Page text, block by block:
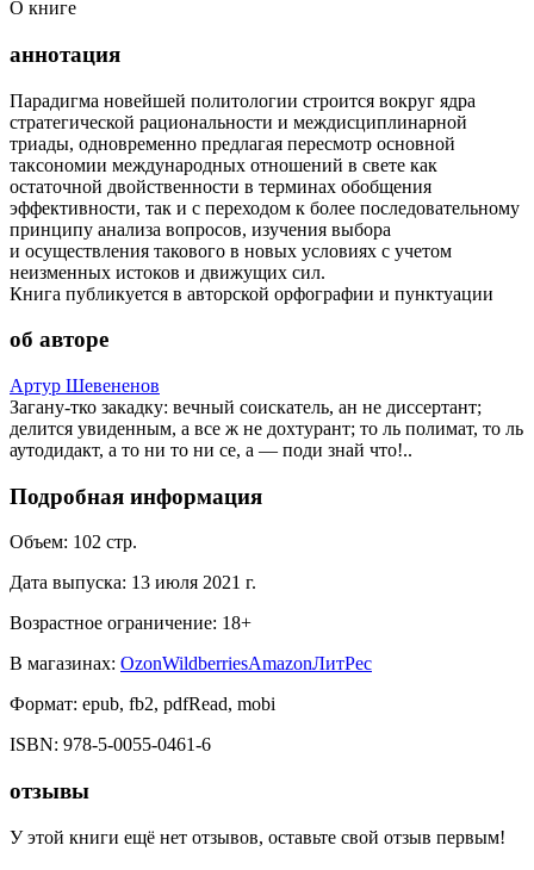
О книге
аннотация
Парадигма новейшей политологии строится вокруг ядра
стратегической рациональности и междисциплинарной
триады, одновременно предлагая пересмотр основной
таксономии международных отношений в свете как
остаточной двойственности в терминах обобщения
эффективности, так и с переходом к более последовательному
принципу анализа вопросов, изучения выбора
и осуществления такового в новых условиях с учетом
неизменных истоков и движущих сил.
Книга публикуется в авторской орфографии и пунктуации
об авторе
Артур Шевененов
Загану-тко закадку: вечный соискатель, ан не диссертант;
делится увиденным, а все ж не дохтурант; то ль полимат, то ль
аутодидакт, а то ни то ни се, а — поди знай что!..
Подробная информация
Объем: 102 стр.
Дата выпуска: 13 июля 2021 г.
Возрастное ограничение: 18+
В магазинах: OzonWildberriesAmazonЛитРес
Формат: epub, fb2, pdfRead, mobi
ISBN: 978-5-0055-0461-6
отзывы
У этой книги ещё нет отзывов, оставьте свой отзыв первым!